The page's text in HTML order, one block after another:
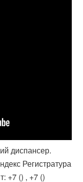
диспансер.
Регистратура
+7 () , +7 ()